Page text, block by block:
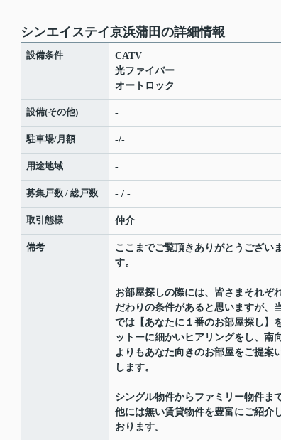
シンエイステイ京浜蒲田の詳細情報
設備条件
CATV
光ファイバー
オートロック
設備(その他) -
駐車場/月額 -/-
用途地域 -
募集戸数 / 総戸数 - / -
取引態様 仲介
備考
ここまでご覧頂きありがとうござい
す。
お部屋探しの際には、皆さまそれぞ
だわりの条件があると思いますが、
では【あなたに１番のお部屋探し】
ットーに細かいヒアリングをし、南
よりもあなた向きのお部屋をご提案
します。
シングル物件からファミリー物件ま
他には無い賃貸物件を豊富にご紹介
おります。